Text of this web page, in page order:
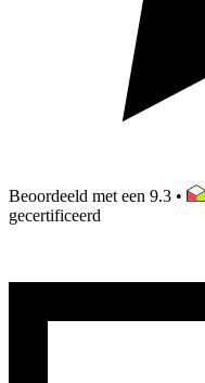
Beoordeeld met een 9.3 •
gecertificeerd